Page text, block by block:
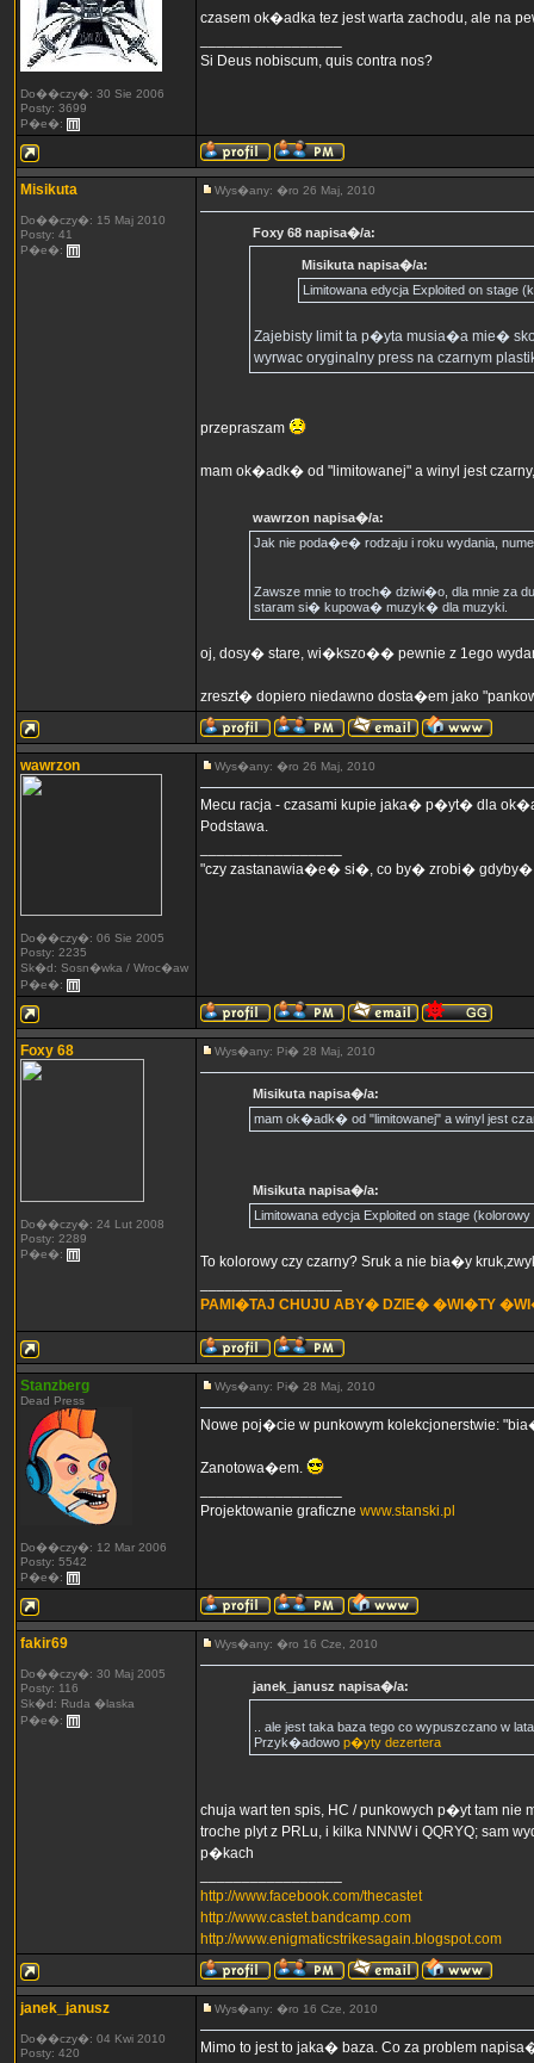
Do��czy�: 30 Sie 2006
Posty: 3699
P�e�:
czasem ok�adka tez jest warta zachodu, ale na
Si Deus nobiscum, quis contra nos?
Misikuta
Do��czy�: 15 Maj 2010
Posty: 41
P�e�:
Wys�any: �ro 26 Maj, 2010
Foxy 68 napisa�/a:
Misikuta napisa�/a:
Limitowana edycja Exploited on stage
Zajebisty limit ta p�yta musia�a mie�
wyrwac oryginalny press na czarnym
przepraszam
mam ok�adk� od "limitowanej" a winyl jest
wawrzon napisa�/a:
Jak nie poda�e� rodzaju i roku wydania,
Zawsze mnie to troch� dziwi�o, dla mnie za
staram si� kupowa� muzyk� dla muzyki.
oj, dosy� stare, wi�kszo�� pewnie z 1ego
zreszt� dopiero niedawno dosta�em jako
wawrzon
Do��czy�: 06 Sie 2005
Posty: 2235
Sk�d: Sosn�wka / Wroc�aw
P�e�:
Wys�any: �ro 26 Maj, 2010
Mecu racja - czasami kupie jaka� p�yt� dla
Podstawa.
"czy zastanawia�e� si�, co by� zrobi�
Foxy 68
Do��czy�: 24 Lut 2008
Posty: 2289
P�e�:
Wys�any: Pi� 28 Maj, 2010
Misikuta napisa�/a:
mam ok�adk� od "limitowanej" a winyl jest
Misikuta napisa�/a:
Limitowana edycja Exploited on stage (kolorowy
To kolorowy czy czarny? Sruk a nie bia�y
PAMI�TAJ CHUJU ABY� DZIE� �WI�TY
Stanzberg
Dead Press
Do��czy�: 12 Mar 2006
Posty: 5542
P�e�:
Wys�any: Pi� 28 Maj, 2010
Nowe poj�cie w punkowym kolekcjonerstwie:
Zanotowa�em.
Projektowanie graficzne www.stanski.pl
fakir69
Do��czy�: 30 Maj 2005
Posty: 116
Sk�d: Ruda �laska
P�e�:
Wys�any: �ro 16 Cze, 2010
janek_janusz napisa�/a:
.. ale jest taka baza tego co wypuszczano w
Przyk�adowo p�yty dezertera
chuja wart ten spis, HC / punkowych p�yt tam nie
troche plyt z PRLu, i kilka NNNW i QQRYQ; sam
p�kach
http://www.facebook.com/thecastet
http://www.castet.bandcamp.com
http://www.enigmaticstrikesagain.blogspot.com
janek_janusz
Do��czy�: 04 Kwi 2010
Posty: 420
Wys�any: �ro 16 Cze, 2010
Mimo to jest to jaka� baza. Co za problem